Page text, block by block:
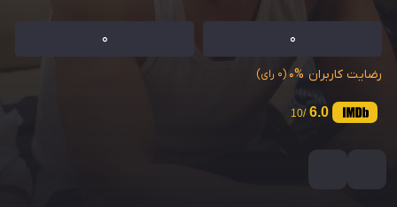
0
0
رضایت کاربران 0%(0 رای)
6.0
/10